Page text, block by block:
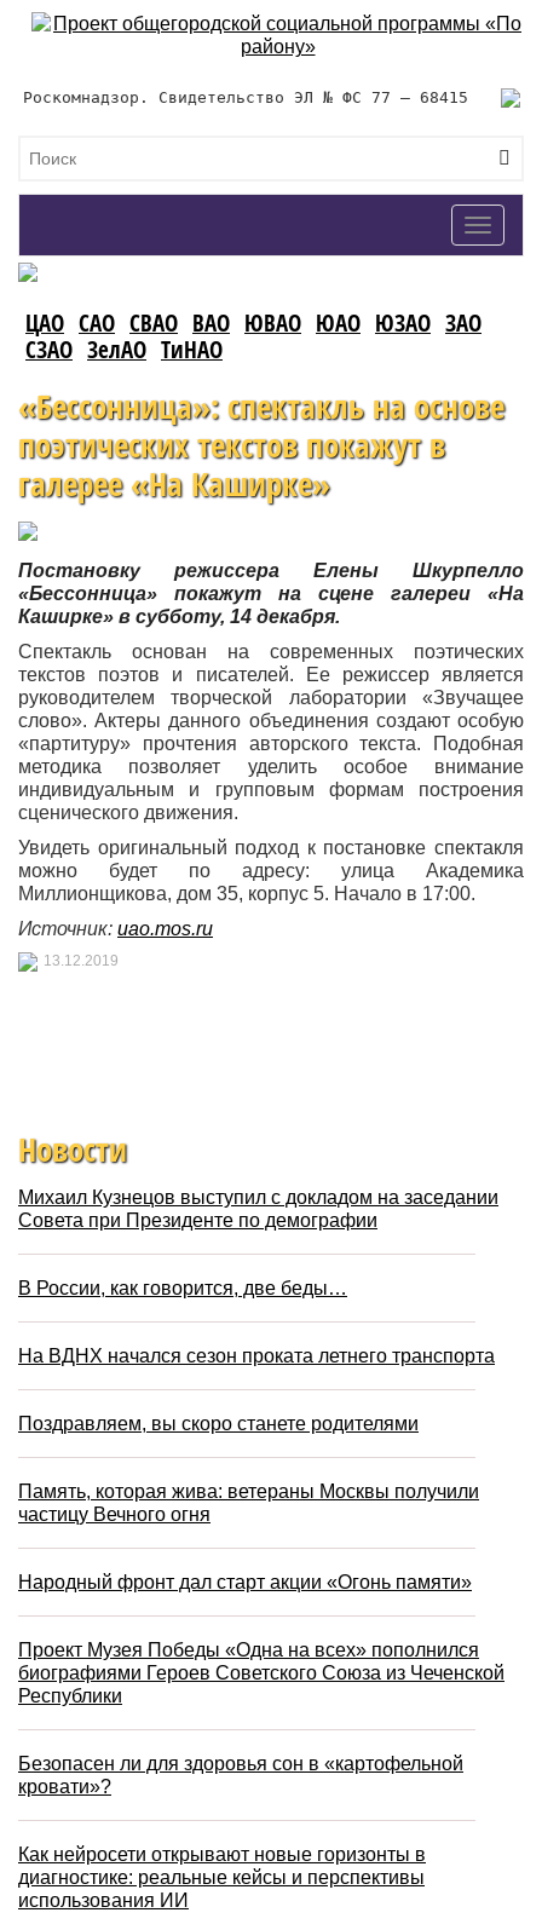
Роскомнадзор. Свидетельство ЭЛ № ФС 77 – 68415
Toggle
ЦАО САО СВАО ВАО ЮВАО ЮАО ЮЗАО ЗАО
СЗАО ЗелАО ТиНАО
«Бессонница»: спектакль на основе
поэтических текстов покажут в
галерее «На Каширке»
Постановку режиссера Елены Шкурпелло
«Бессонница» покажут на сцене галереи «На
Каширке» в субботу, 14 декабря.
Спектакль основан на современных поэтических
текстов поэтов и писателей. Ее режиссер является
руководителем творческой лаборатории «Звучащее
слово». Актеры данного объединения создают особую
«партитуру» прочтения авторского текста. Подобная
методика позволяет уделить особое внимание
индивидуальным и групповым формам построения
сценического движения.
Увидеть оригинальный подход к постановке спектакля
можно будет по адресу: улица Академика
Миллионщикова, дом 35, корпус 5. Начало в 17:00.
Источник: uao.mos.ru
13.12.2019
Новости
Михаил Кузнецов выступил с докладом на заседании
Совета при Президенте по демографии
В России, как говорится, две беды…
На ВДНХ начался сезон проката летнего транспорта
Поздравляем, вы скоро станете родителями
Память, которая жива: ветераны Москвы получили
частицу Вечного огня
Народный фронт дал старт акции «Огонь памяти»
Проект Музея Победы «Одна на всех» пополнился
биографиями Героев Советского Союза из Чеченской
Республики
Безопасен ли для здоровья сон в «картофельной
кровати»?
Как нейросети открывают новые горизонты в
диагностике: реальные кейсы и перспективы
использования ИИ